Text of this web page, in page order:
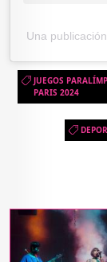
Una
JUEGOS
PARIS 2024